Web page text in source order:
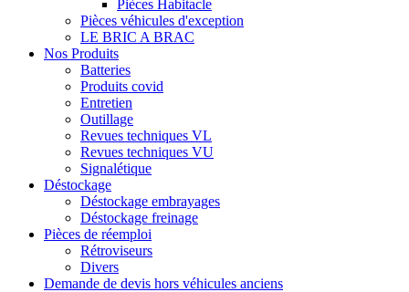
Pièces Habitacle
Pièces véhicules d'exception
LE BRIC A BRAC
Nos Produits
Batteries
Produits covid
Entretien
Outillage
Revues techniques VL
Revues techniques VU
Signalétique
Déstockage
Déstockage embrayages
Déstockage freinage
Pièces de réemploi
Rétroviseurs
Divers
Demande de devis hors véhicules anciens